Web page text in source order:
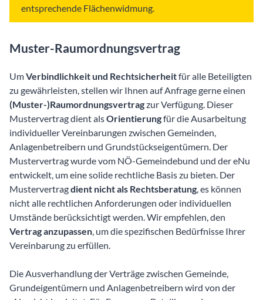
entsprechende Flächenwidmung.
Muster-Raumordnungsvertrag
UmVerbindlichkeit und Rechtsicherheitfür alle Beteiligten
zu gewährleisten, stellen wir Ihnen auf Anfrage gerne einen
(Muster-)Raumordnungsvertragzur Verfügung. Dieser
Mustervertrag dient alsOrientierungfür die Ausarbeitung
individueller Vereinbarungen zwischen Gemeinden,
Anlagenbetreibern und Grundstückseigentümern. Der
Mustervertrag wurde vom NÖ-Gemeindebund und der eNu
entwickelt, um eine solide rechtliche Basis zu bieten. Der
Mustervertragdient nicht als Rechtsberatung , es können
nicht alle rechtlichen Anforderungen oder individuellen
Umstände berücksichtigt werden. Wir empfehlen, den
Vertrag anzupassen , um die spezifischen Bedürfnisse Ihrer
Vereinbarung zu erfüllen.
Die Ausverhandlung der Verträge zwischen Gemeinde,
Grundeigentümern und Anlagenbetreibern wird von der